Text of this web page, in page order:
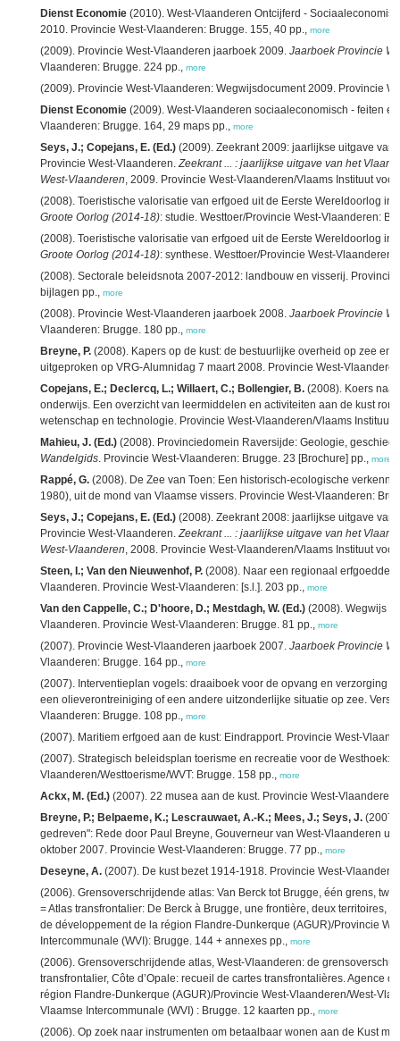
Dienst Economie (2010). West-Vlaanderen Ontcijferd -
2010. Provincie West-Vlaanderen: Brugge. 155, 40 pp., more
(2009). Provincie West-Vlaanderen jaarboek 2009. Jaarboek Provincie
Vlaanderen: Brugge. 224 pp., more
(2009). Provincie West-Vlaanderen: Wegwijsdocument 2009. Provincie
Dienst Economie (2009). West-Vlaanderen sociaaleconomisch - feiten
Vlaanderen: Brugge. 164, 29 maps pp., more
Seys, J.; Copejans, E. (Ed.) (2009). Zeekrant 2009: jaarlijkse uitgave van
Provincie West-Vlaanderen.Zeekrant ... : jaarlijkse uitgave van het
West-Vlaanderen, 2009. Provincie West-Vlaanderen/Vlaams Instituut
(2008). Toeristische valorisatie van erfgoed uit de Eerste Wereldoorlog in
Groote Oorlog (2014-18): studie. Westtoer/Provincie West-Vlaanderen:
(2008). Toeristische valorisatie van erfgoed uit de Eerste Wereldoorlog in
Groote Oorlog (2014-18): synthese. Westtoer/Provincie West-
(2008). Sectorale beleidsnota 2007-2012: landbouw en visserij.
bijlagen pp., more
(2008). Provincie West-Vlaanderen jaarboek 2008. Jaarboek Provincie
Vlaanderen: Brugge. 180 pp., more
Breyne, P. (2008). Kapers op de kust: de bestuurlijke overheid op zee en
uitgeproken op VRG-Alumnidag 7 maart 2008. Provincie West-
Copejans, E.; Declercq, L.; Willaert, C.; Bollengier, B. (2008). Koers
onderwijs. Een overzicht van leermiddelen en activiteiten aan de kust
wetenschap en technologie. Provincie West-Vlaanderen/Vlaams Instituut
Mahieu, J. (Ed.) (2008). Provinciedomein Raversijde: Geologie,
Wandelgids. Provincie West-Vlaanderen: Brugge. 23 [Brochure] pp., more
Rappé, G. (2008). De Zee van Toen: Een historisch-ecologische
1980), uit de mond van Vlaamse vissers. Provincie West-Vlaanderen:
Seys, J.; Copejans, E. (Ed.) (2008). Zeekrant 2008: jaarlijkse uitgave van
Provincie West-Vlaanderen.Zeekrant ... : jaarlijkse uitgave van het
West-Vlaanderen, 2008. Provincie West-Vlaanderen/Vlaams Instituut
Steen, I.; Van den Nieuwenhof, P. (2008). Naar een regionaal
Vlaanderen. Provincie West-Vlaanderen: [s.l.]. 203 pp., more
Van den Cappelle, C.; D'hoore, D.; Mestdagh, W. (Ed.) (2008). Wegwijs
Vlaanderen. Provincie West-Vlaanderen: Brugge. 81 pp., more
(2007). Provincie West-Vlaanderen jaarboek 2007. Jaarboek Provincie
Vlaanderen: Brugge. 164 pp., more
(2007). Interventieplan vogels: draaiboek voor de opvang en verzorging
een olieverontreiniging of een andere uitzonderlijke situatie op zee.
Vlaanderen: Brugge. 108 pp., more
(2007). Maritiem erfgoed aan de kust: Eindrapport. Provincie West-
(2007). Strategisch beleidsplan toerisme en recreatie voor de Westhoek:
Vlaanderen/Westtoerisme/WVT: Brugge. 158 pp., more
Ackx, M. (Ed.) (2007). 22 musea aan de kust. Provincie West-
Breyne, P.; Belpaeme, K.; Lescrauwaet, A.-K.; Mees, J.; Seys, J.
gedreven": Rede door Paul Breyne, Gouverneur van West-Vlaanderen
oktober 2007. Provincie West-Vlaanderen: Brugge. 77 pp., more
Deseyne, A. (2007). De kust bezet 1914-1918. Provincie West-
(2006). Grensoverschrijdende atlas: Van Berck tot Brugge, één grens,
= Atlas transfrontalier: De Berck à Brugge, une frontière, deux territoires,
de développement de la région Flandre-Dunkerque (AGUR)/Provincie
Intercommunale (WVI): Brugge. 144 + annexes pp., more
(2006). Grensoverschrijdende atlas, West-Vlaanderen: de
transfrontalier, Côte d’Opale: recueil de cartes transfrontalières. Agence
région Flandre-Dunkerque (AGUR)/Provincie West-Vlaanderen/West-
Vlaamse Intercommunale (WVI) : Brugge. 12 kaarten pp., more
(2006). Op zoek naar instrumenten om betaalbaar wonen aan de Kust